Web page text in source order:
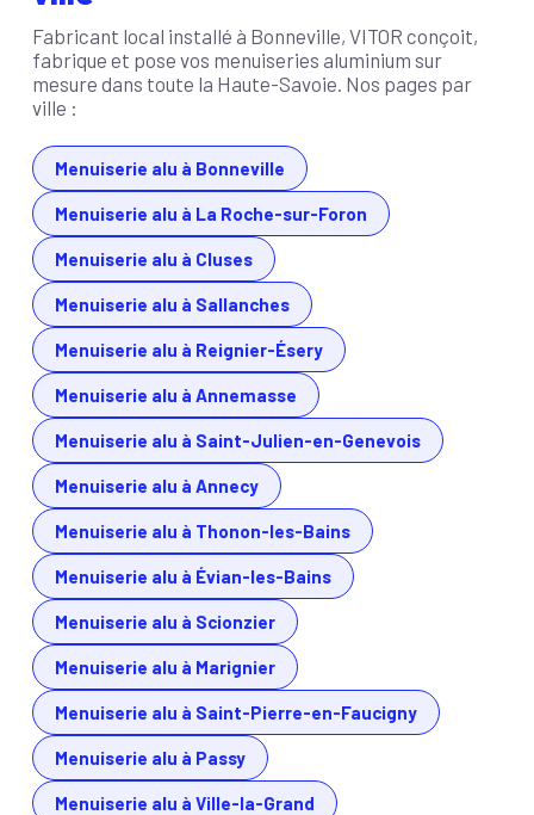
Fabricant local installé à Bonneville, VITOR conçoit,
fabrique et pose vos menuiseries aluminium sur
mesure dans toute la Haute-Savoie. Nos pages par
ville :
Menuiserie alu à Bonneville
Menuiserie alu à La Roche-sur-Foron
Menuiserie alu à Cluses
Menuiserie alu à Sallanches
Menuiserie alu à Reignier-Ésery
Menuiserie alu à Annemasse
Menuiserie alu à Saint-Julien-en-Genevois
Menuiserie alu à Annecy
Menuiserie alu à Thonon-les-Bains
Menuiserie alu à Évian-les-Bains
Menuiserie alu à Scionzier
Menuiserie alu à Marignier
Menuiserie alu à Saint-Pierre-en-Faucigny
Menuiserie alu à Passy
Menuiserie alu à Ville-la-Grand